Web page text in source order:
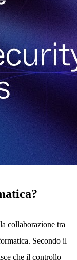
collaborazione tra
Secondo il
che il controllo